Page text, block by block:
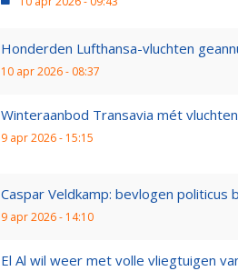
Honderden Lufthansa-vluchten
10 apr 2026 - 08:37
Winteraanbod Transavia mét
9 apr 2026 - 15:15
Caspar Veldkamp: bevlogen politicus
9 apr 2026 - 14:10
El Al wil weer met volle vliegtuigen